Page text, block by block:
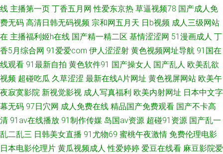
看 伊人色情AV 日日夜夜草草草 国产精品久久久久久韩 台湾elin 婷婷激情一
区 深夜导航 日韩亚洲在线 日韩国产高清 日本动作片免费 人人妻人人操人人
精品 人人爱人人色人人干 热热碰夜夜爱 青青热在线视频 俺也去色网站 精品
网扯 久久青草视频 老湿机AV影院 在线精品免费 日韩精品天天干在线操 九一
久久 999色综合 在线成人亚洲 色日韩欧美 超碰人人操人人摸人人舔人人爽
日日韩操穴AV
线 主播第一页 丁香五月网 性爱东京热 草逼视频78 国产成人免
费无码 高清日韩无码视频 宗和网五月天 日b视频 成人三级网站
在 主播福利姬h在线 国产精一精二区 基情涩涩网 51漫画成人 丁
香5月综合网 91爱爱com 伊人涩涩射 黄色视频网址导航 91国在
线观看 91最新自拍 黄色软件91 国产操女人 国产乱人 欧美乱欲
视频 超碰吃瓜 久草涩涩 最新在线A片网址 黄色视屏网站 欧美午
夜寂寞影院 新视觉影视 成人写真福利 欧美内射网址 日本中文字
幕无码 97日穴网 成人免费在线 精品国产免费观看 国产不卡高
清 91av在线播放 91制作传媒 岛国av资源 超碰91资源 国产乱一
乱二乱三 日韩美女直播 91尤物69 蜜桃午夜激情 免费伦理电影
日本电影伦理片 黄瓜视频成人 性爱婷婷 爱豆在线看 麻豆影院爱